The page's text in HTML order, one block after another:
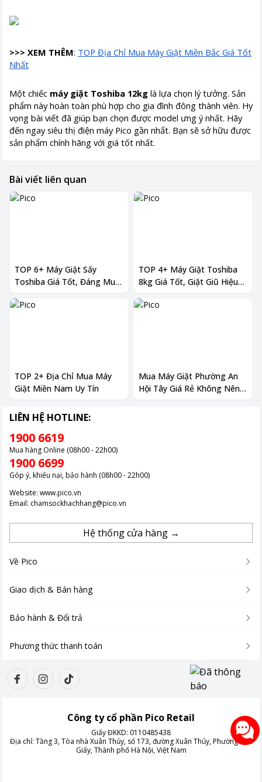
>>> XEM THÊM: TOP Địa Chỉ Mua Máy Giặt Miền Bắc Giá Tốt
Nhất
Một chiếc máy giặt Toshiba 12kg là lựa chọn lý tưởng. Sản
phẩm này hoàn toàn phù hợp cho gia đình đông thành viên. Hy
vọng bài viết đã giúp bạn chọn được model ưng ý nhất. Hãy
đến ngay siêu thị điện máy Pico gần nhất. Bạn sẽ sở hữu được
sản phẩm chính hãng với giá tốt nhất.
Bài viết liên quan
TOP 6+ Máy Giặt Sấy
Toshiba Giá Tốt, Đáng Mua
TOP 4+ Máy Giặt Toshiba
8kg Giá Tốt, Giặt Giũ Hiệu
TOP 2+ Địa Chỉ Mua Máy
Giặt Miền Nam Uy Tín
Mua Máy Giặt Phường An
Hội Tây Giá Rẻ Không Nên
LIÊN HỆ HOTLINE:
1900 6619
Mua hàng Online (08h00 - 22h00)
1900 6699
Góp ý, khiếu nại, bảo hành (08h00 - 22h00)
Website: www.pico.vn
Email: chamsockhachhang@pico.vn
Hệ thống cửa hàng →
Về Pico
Giao dịch & Bán hàng
Bảo hành & Đổi trả
Phương thức thanh toán
Công ty cổ phần Pico Retail
Giấy ĐKKD: 0110485438
Địa chỉ: Tầng 3, Tòa nhà Xuân Thủy, số 173, đường Xuân Thủy, Phường Cầu
Giấy, Thành phố Hà Nội, Việt Nam